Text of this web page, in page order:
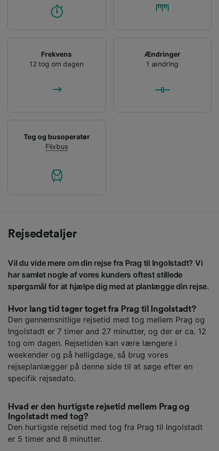
Frekvens
12 tog om dagen
Ændringer
1 ændring
Tog og busoperatør
Flixbus
Rejsedetaljer
Vil du vide mere om din rejse fra Prag til Ingolstadt? Vi
har samlet nogle af vores kunders oftest stillede
spørgsmål for at hjælpe dig med at planlægge din rejse.
Hvor lang tid tager toget fra Prag til Ingolstadt?
Den gennemsnitlige rejsetid med tog mellem Prag og
Ingolstadt er 7 timer and 27 minutter, og der er ca. 12
tog om dagen. Rejsetiden kan være længere i
weekender og på helligdage, så brug vores
rejseplanlægger på denne side til at søge efter en
specifik rejsedato.
Hvad er den hurtigste rejsetid mellem Prag og
Ingolstadt med tog?
Den hurtigste rejsetid med tog fra Prag til Ingolstadt
er 5 timer and 8 minutter.